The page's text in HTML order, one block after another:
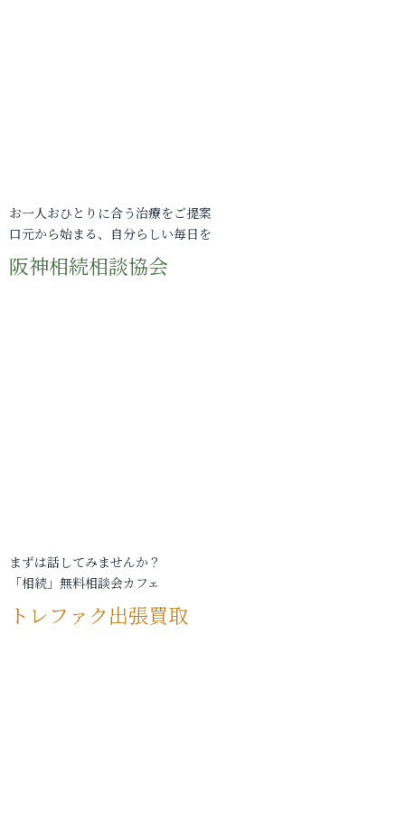
お一人おひとりに合う治療をご提案
口元から始まる、自分らしい毎日を
阪神相続相談協会
まずは話してみませんか？
「相続」無料相談会カフェ
トレファク出張買取